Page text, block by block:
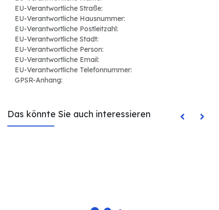
EU-Verantwortliche Straße:
EU-Verantwortliche Hausnummer:
EU-Verantwortliche Postleitzahl:
EU-Verantwortliche Stadt:
EU-Verantwortliche Person:
EU-Verantwortliche Email:
EU-Verantwortliche Telefonnummer:
GPSR-Anhang:
Das könnte Sie auch interessieren